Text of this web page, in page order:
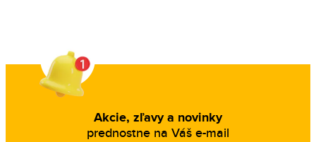
Akcie, zľavy a novinky
prednostne na Váš e-mail